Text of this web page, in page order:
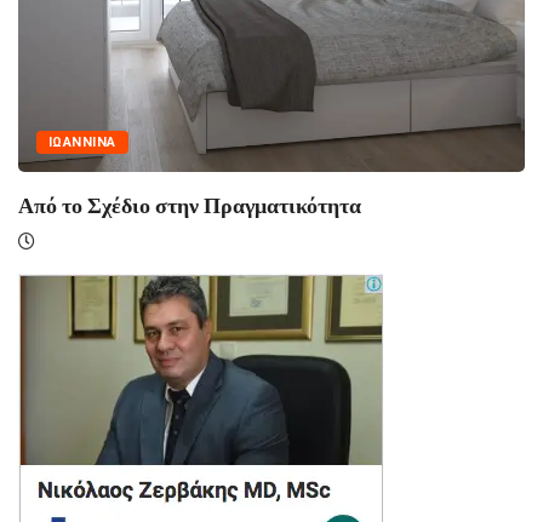
ΙΩΑΝΝΙΝΑ
Ασφάλεια πάνω από όλα: Η Δέσμευση της...